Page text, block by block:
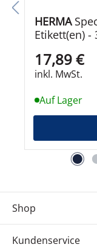
HERMASpecial - Etiketten - matt - 2400
17,89 €
inkl. MwSt.
Auf Lager
Shop
Kundenservice